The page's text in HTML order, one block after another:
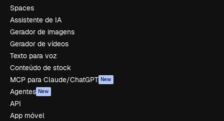
Spaces
Assistente de IA
Gerador de imagens
Gerador de vídeos
Texto para voz
Conteúdo de stock
MCP para Claude/ChatGPT New
Agentes New
API
App móvel